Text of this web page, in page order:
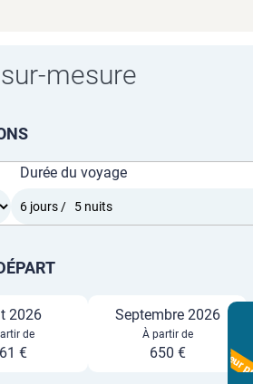
sur-mesure
Durée du voyage
2026
de
€
Septembre 2026
À partir de
650 €